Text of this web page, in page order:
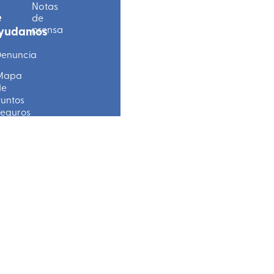
Notas
de
prensa